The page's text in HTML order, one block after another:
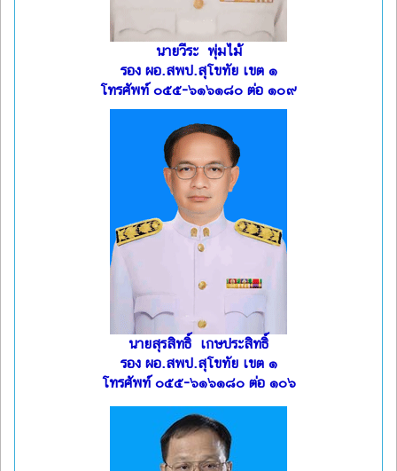
นายวีระ พุ่มไม้
รอง ผอ.สพป.สุโขทัย เขต ๑
โทรศัพท์ ๐๕๕-๖๑๖๑๘๐ ต่อ ๑๐๙
นายสุรสิทธิ์ เกษประสิทธิ์
รอง ผอ.สพป.สุโขทัย เขต ๑
โทรศัพท์ ๐๕๕-๖๑๖๑๘๐ ต่อ ๑๐๖